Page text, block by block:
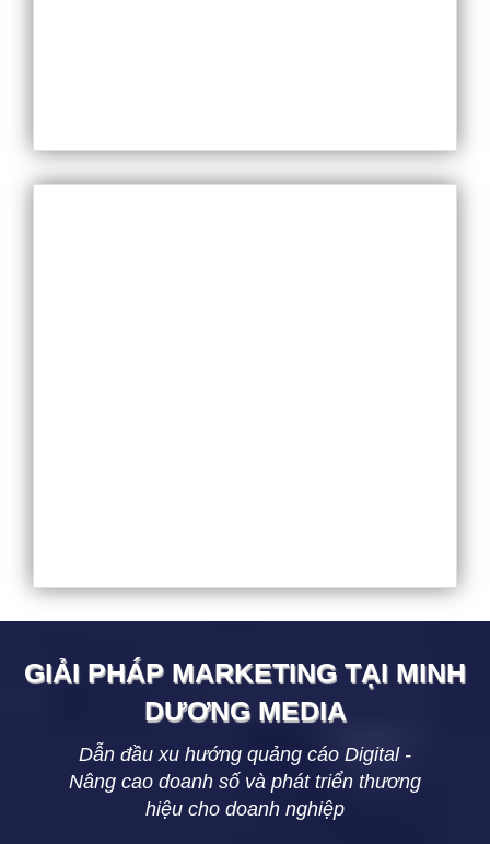
GIẢI PHÁP MARKETING TẠI MINH
DƯƠNGMEDIA
Dẫn đầu xu hướng quảng cáo Digital -
Nâng cao doanh số và phát triển thương
hiệu cho doanh nghiệp